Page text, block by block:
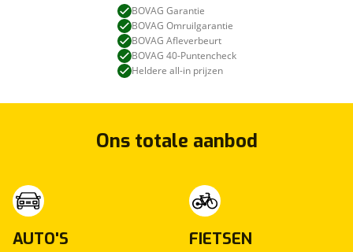
BOVAG Garantie
BOVAG Omruilgarantie
BOVAG Afleverbeurt
BOVAG 40-Puntencheck
Heldere all-in prijzen
Ons totale aanbod
AUTO'S FIETSEN